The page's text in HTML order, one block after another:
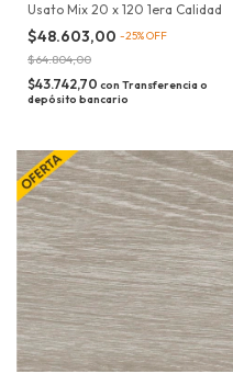
Usato Mix 20 x 120 1era Calidad
$48.603,00 -25%OFF
$64.804,00
$43.742,70 con Transferencia o
depósito bancario